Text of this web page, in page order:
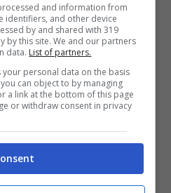
and information from
identifiers, and other device
by and shared with 319
by this site. We and our partners
data. List of partners.
personal data on the basis
can object to by managing
a link at the bottom of this page
or withdraw consent in privacy